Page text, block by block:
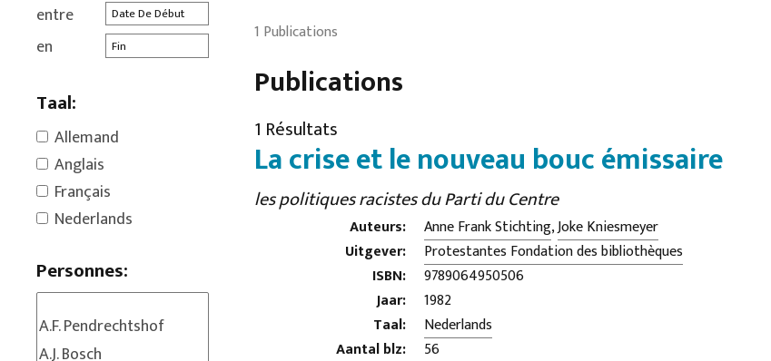
entre
en
Taal:
Allemand
Anglais
Français
Nederlands
Personnes:
1 Publications
Publications
1 Résultats
La crise et le nouveau bouc émissaire
les politiques racistes du Parti du Centre
Auteurs: Anne Frank Stichting,Joke Kniesmeyer
Uitgever:
Protestantes Fondation des bibliothèques
ISBN:
9789064950506
Jaar:
1982
Taal:
Nederlands
Aantal blz:
56